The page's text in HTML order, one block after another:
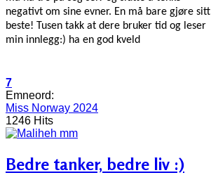
negativt om sine evner. En må bare gjøre sitt
beste! Tusen takk at dere bruker tid og leser
min innlegg:) ha en god kveld
7
Emneord:
Miss Norway 2024
1246 Hits
Bedre tanker, bedre liv :)